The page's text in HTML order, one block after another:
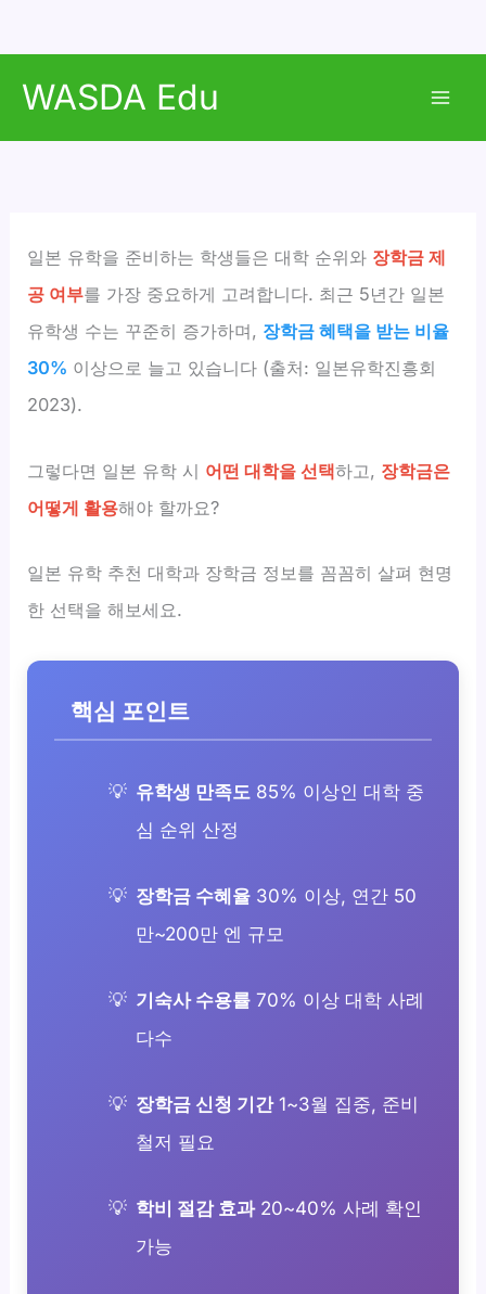
WASDA Edu
일본 유학을 준비하는 학생들은 대학 순위와 장학금 제
공 여부를 가장 중요하게 고려합니다. 최근 5년간 일본
유학생 수는 꾸준히 증가하며, 장학금 혜택을 받는 비율
30% 이상으로 늘고 있습니다 (출처: 일본유학진흥회
2023).
그렇다면 일본 유학 시 어떤 대학을 선택하고, 장학금은
어떻게 활용해야 할까요?
일본 유학 추천 대학과 장학금 정보를 꼼꼼히 살펴 현명
한 선택을 해보세요.
핵심 포인트
유학생 만족도 85% 이상인 대학 중
심 순위 산정
장학금 수혜율30% 이상, 연간 50
만~200만 엔 규모
기숙사 수용률70% 이상 대학 사례
다수
장학금 신청 기간1~3월 집중, 준비
철저 필요
학비 절감 효과20~40% 사례 확인
가능